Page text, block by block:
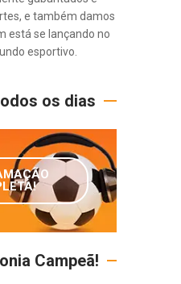
e também damos
está se lançando no
esportivo.
os dias
Campeã!